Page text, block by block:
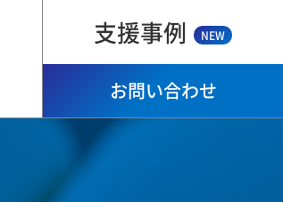
支援事例 NEW
お問い合わせ